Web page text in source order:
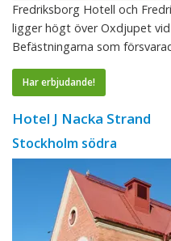
Fredriksborg Hotell och
ligger högt över Oxdjupet
Befästningarna som
Har erbjudande!
Hotel J Nacka Strand
Stockholm södra